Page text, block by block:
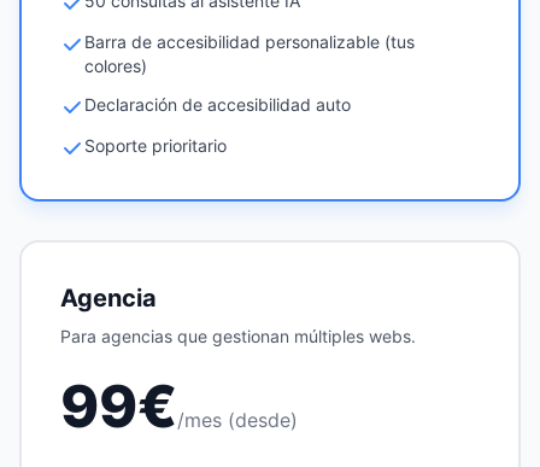
Barra de accesibilidad personalizable (tus
colores)
Declaración de accesibilidad auto
Soporte prioritario
Agencia
Para agencias que gestionan múltiples webs.
99€/mes (desde)